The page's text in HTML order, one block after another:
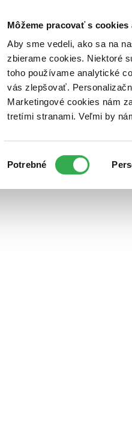
Môžeme pracovať s
Aby sme vedeli, ako sa na
zbierame cookies. Niektoré
toho používame analytické
vás zlepšovať.
Marketingové cookies nám
tretími stranami. Veľmi by
súhlasu
Potrebné
Poukážky Kontakt